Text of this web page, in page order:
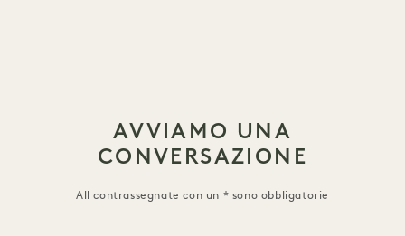
AVVIAMO UNA
CONVERSAZIONE
All contrassegnate con un * sono obbligatorie